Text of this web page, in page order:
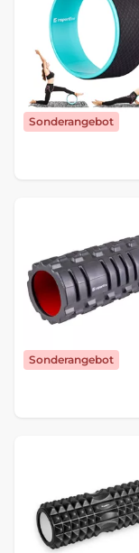
Sonderangebot
Sonderangebot